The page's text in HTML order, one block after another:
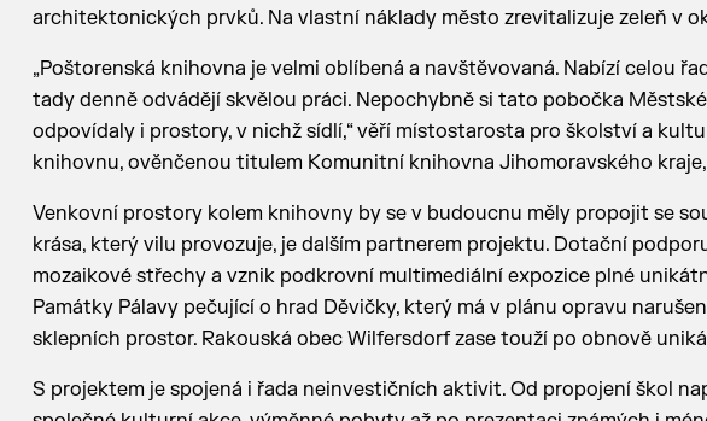
architektonických prvků. Na vlastní náklady město zrevitalizuje zeleň v
„Poštorenská knihovna je velmi oblíbená a navštěvovaná. Nabízí celou
tady denně odvádějí skvělou práci. Nepochybně si tato pobočka
odpovídaly i prostory, v nichž sídlí,“ věří místostarosta pro školství a
knihovnu, ověnčenou titulem Komunitní knihovna Jihomoravského kraje,
Venkovní prostory kolem knihovny by se v budoucnu měly propojit se
krása, který vilu provozuje, je dalším partnerem projektu. Dotační
mozaikové střechy a vznik podkrovní multimediální expozice plné
Památky Pálavy pečující o hrad Děvičky, který má v plánu opravu
sklepních prostor. Rakouská obec Wilfersdorf zase touží po obnově
S projektem je spojená i řada neinvestičních aktivit. Od propojení škol